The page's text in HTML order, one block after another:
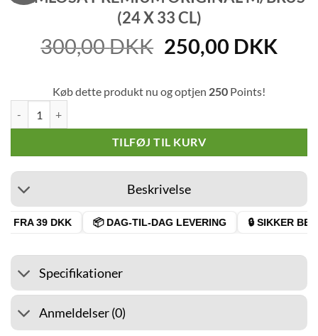
(24 X 33 CL)
300,00DKK Den
oprindelige
pris
var:
300,00 DKK.
250,00 DKKDen
Køb dette produkt nu og optjen 250 Points!
TILFØJ TIL KURV
Beskrivelse
FRA 39 DKK 📦 DAG-TIL-DAG LEVERING 🔒 SIKKER
Specifikationer
Anmeldelser (0)